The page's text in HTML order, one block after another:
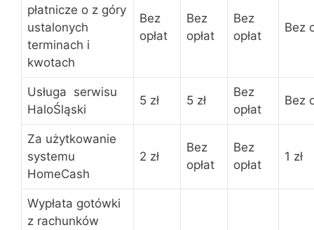
płatnicze o z góry
ustalonych
terminach i
kwotach
Bez
opłat
Bez
opłat
Bez
opłat
Bez
Usługa serwisu
HaloŚląski
5 zł 5 zł
Bez
opłat
Bez
Za użytkowanie
systemu
HomeCash
2 zł
Bez
opłat
Bez
opłat
1 zł
Wypłata gotówki
z rachunków